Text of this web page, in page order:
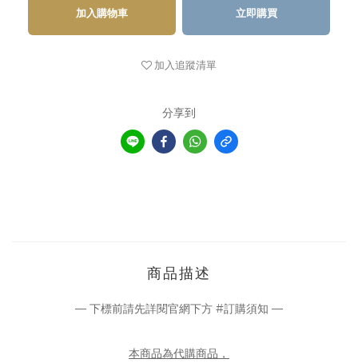
加入購物車 立即購買
加入追蹤清單
分享到
商品描述
— 下標前請先詳閱官網下方 #訂購須知 —
本商品為代購商品，